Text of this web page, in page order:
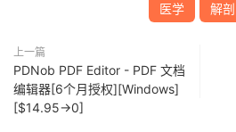
医学 解剖
上一篇
PDNob PDF Editor - PDF 文档
编辑器[6个月授权][Windows]
[$14.95→0]